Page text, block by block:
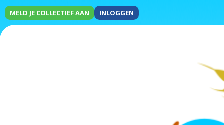
MELD JE COLLECTIEF AAN INLOGGEN